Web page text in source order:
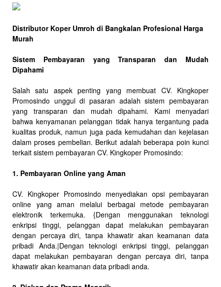
Distributor Koper Umroh di Bangkalan Profesional Harga
Murah
Sistem Pembayaran yang Transparan dan Mudah
Dipahami
Salah satu aspek penting yang membuat CV. Kingkoper
Promosindo unggul di pasaran adalah sistem pembayaran
yang transparan dan mudah dipahami. Kami menyadari
bahwa kenyamanan pelanggan tidak hanya tergantung pada
kualitas produk, namun juga pada kemudahan dan kejelasan
dalam proses pembelian. Berikut adalah beberapa poin kunci
terkait sistem pembayaran CV. Kingkoper Promosindo:
1. Pembayaran Online yang Aman
CV. Kingkoper Promosindo menyediakan opsi pembayaran
online yang aman melalui berbagai metode pembayaran
elektronik terkemuka. {Dengan menggunakan teknologi
enkripsi tinggi, pelanggan dapat melakukan pembayaran
dengan percaya diri, tanpa khawatir akan keamanan data
pribadi Anda.|Dengan teknologi enkripsi tinggi, pelanggan
dapat melakukan pembayaran dengan percaya diri, tanpa
khawatir akan keamanan data pribadi anda.